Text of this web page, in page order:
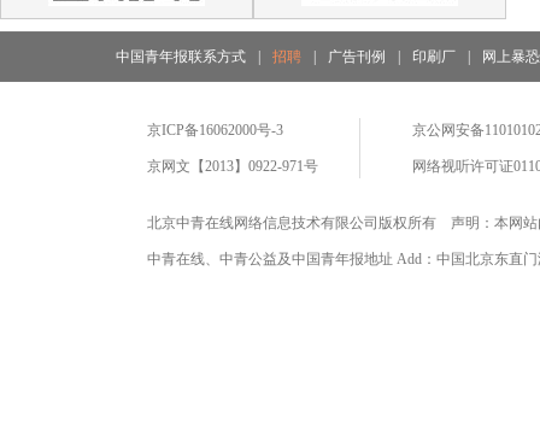
中国青年报联系方式 招聘 广告刊例 印刷厂 网上暴
京ICP备16062000号-3
京网文【2013】0922-971号
京公网安备
网络视听许可证
北京中青在线网络信息技术有限公司版权所有 声明：本网
中青在线、中青公益及中国青年报地址 Add：中国北京东直门